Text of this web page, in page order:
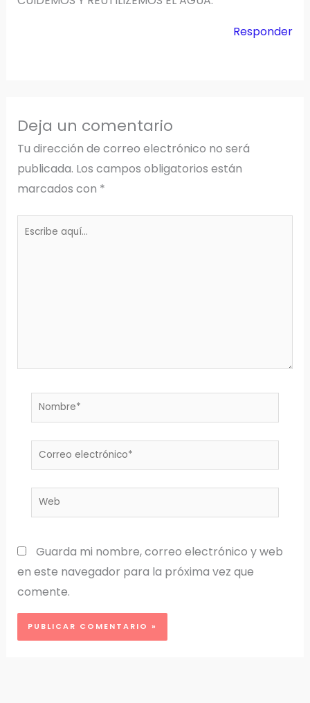
Responder
Deja un comentario
Tu dirección de correo electrónico no será
publicada. Los campos obligatorios están
marcados con *
Escribe
Nombre*
Correo
electrónico*
Web
Guarda mi nombre, correo electrónico y web
en este navegador para la próxima vez que
comente.